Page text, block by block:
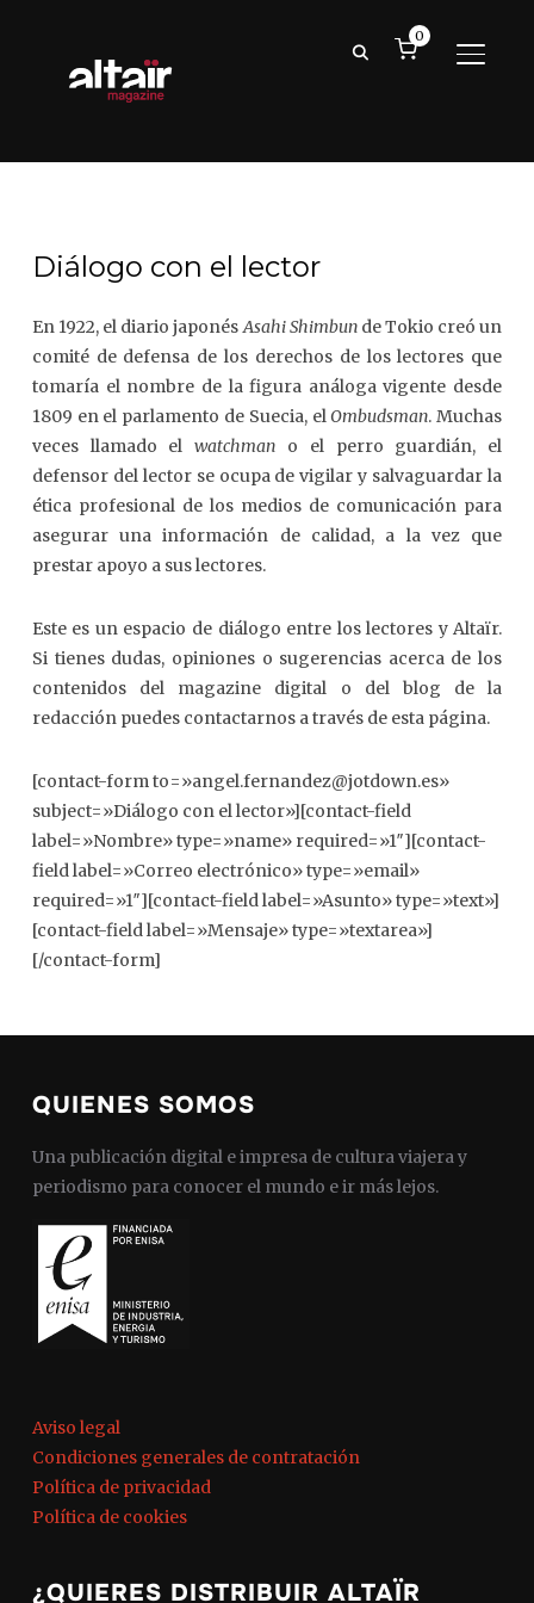
0
Diálogo con el lector
En 1922, el diario japonésAsahi Shimbunde Tokio creó un
comité de defensa de los derechos de los lectores que
tomaría el nombre de la figura análoga vigente desde
1809 en el parlamento de Suecia, elOmbudsman. Muchas
veces llamado elwatchman o el perro guardián, el
defensor del lector se ocupa de vigilar y salvaguardar la
ética profesional de los medios de comunicación para
asegurar una información de calidad, a la vez que
prestar apoyo a sus lectores.
Este es un espacio de diálogo entre los lectores y Altaïr.
Si tienes dudas, opiniones o sugerencias acerca de los
contenidos del magazine digital o del blog de la
redacción puedes contactarnos a través de esta página.
[contact-form to=»angel.fernandez@jotdown.es»
subject=»Diálogo con el lector»][contact-field
label=»Nombre» type=»name» required=»1″][contact-
field label=»Correo electrónico» type=»email»
required=»1″][contact-field label=»Asunto» type=»text»]
[contact-field label=»Mensaje» type=»textarea»]
[/contact-form]
QUIENES SOMOS
Una publicación digital e impresa de cultura viajera y
periodismo para conocer el mundo e ir más lejos.
Aviso legal
Condiciones generales de contratación
Política de privacidad
Política de cookies
¿QUIERES DISTRIBUIR ALTAÏR